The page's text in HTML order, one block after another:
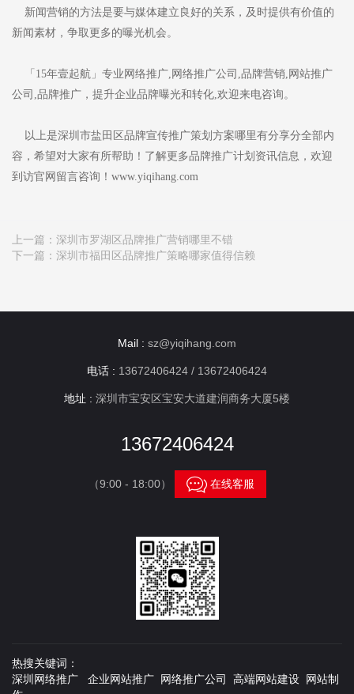
新闻营销的方法是要与媒体建立良好的关系，及时提供有价值的
新闻素材，争取更多的曝光机会。
「15年壹起航」专业网络推广,网络推广公司,品牌营销,网站推广
公司,品牌推广，提升企业品牌曝光和转化,欢迎来电咨询。
以上是深圳市盐田区品牌宣传推广策划方案哪里有分享分全部内
容，希望对大家有所帮助！了解更多品牌推广计划资讯信息，欢迎
到访官网留言咨询！www.yiqihang.com
上一篇： 深圳市罗湖区品牌推广营销哪里不错
下一篇： 深圳市福田区品牌推广策略哪家值得信赖
Mail : sz@yiqihang.com
电话 : 13672406424 / 13672406424
地址 : 深圳市宝安区宝安大道建润商务大厦5楼
13672406424
（9:00 - 18:00） 在线客服
热搜关键词：
深圳网络推广 企业网站推广 网络推广公司 高端网站建设 网站制